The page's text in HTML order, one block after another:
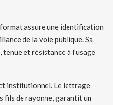
assure une identification
de la voie publique. Sa
et résistance à l’usage
institutionnel. Le lettrage
fils de rayonne, garantit un